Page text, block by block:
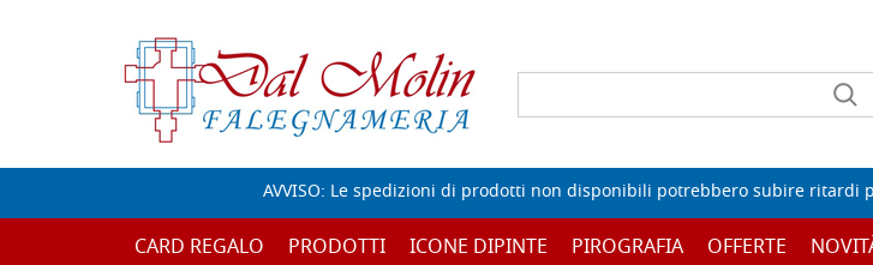
AVVISO: Le spedizioni di prodotti non disponibili potrebbero subire ritardi
CARD REGALO PRODOTTI ICONE DIPINTE PIROGRAFIA OFFERTE